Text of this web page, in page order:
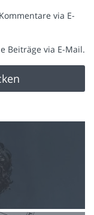
via E-
Beiträge via E-Mail.